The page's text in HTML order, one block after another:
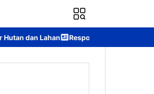
Cepat Ditsamapta Polda Kalteng